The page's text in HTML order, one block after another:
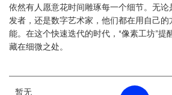
依然有人愿意花时间雕琢每一个细节。无
发者，还是数字艺术家，他们都在用自己
能。在这个快速迭代的时代，“像素工坊”提
藏在细微之处。
暂无